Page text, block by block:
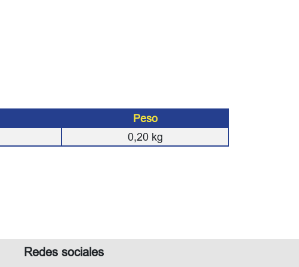
Peso
0,20kg
Redes sociales